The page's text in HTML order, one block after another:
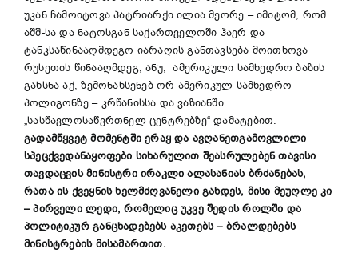
უკან ჩამოიტოვა პატრიარქი ილია მეორე – იმიტომ, რომ
აშშ-სა და ნატოსგან საქართველოში ჰაერ და
ტანკსაწინააღმდეგო იარაღის განთავსება მოითხოვა
რუსეთის წინააღმდეგ, ანუ, ამერიკული სამხედრო ბაზის
გახსნა აქ, ზემონახსენებ ორ ამერიკულ სამხედრო
პოლიგონზე – კრწანისსა და ვაზიანში
„სასწავლოსაწვრთნელ ცენტრებზე“ დამატებით.
გადამწყვეტ მომენტში ერაყ და ავღანეთგამოვლილი
სპეცქვედანაყოფები სიხარულით შეასრულებენ თავისი
თავდაცვის მინისტრი ირაკლი ალასანიას ბრძანებას,
რათა ის ქვეყნის ხელმძღვანელი გახდეს, მისი მეუღლე კი
– პირველი ლედი, რომელიც უკვე შედის როლში და
პოლიტიკურ განცხადებებს აკეთებს – ბრალდებებს
მინისტრების მისამართით.